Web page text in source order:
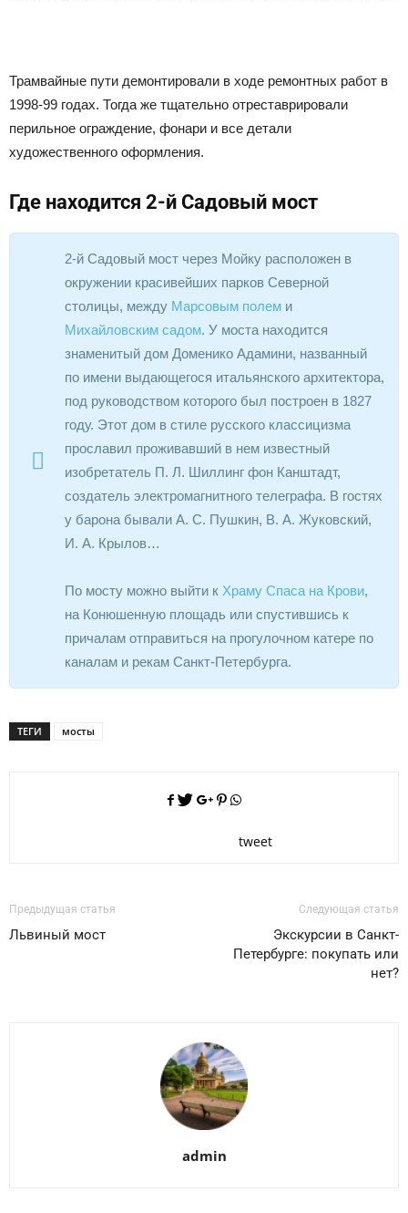
Трамвайные пути демонтировали в ходе ремонтных работ в
1998-99 годах. Тогда же тщательно отреставрировали
перильное ограждение, фонари и все детали
художественного оформления.
Где находится 2-й Садовый мост
2-й Садовый мост через Мойку расположен в
окружении красивейших парков Северной
столицы, между Марсовым полем и
Михайловским садом. У моста находится
знаменитый дом Доменико Адамини, названный
по имени выдающегося итальянского архитектора,
под руководством которого был построен в 1827
году. Этот дом в стиле русского классицизма
прославил проживавший в нем известный
изобретатель П. Л. Шиллинг фон Канштадт,
создатель электромагнитного телеграфа. В гостях
у барона бывали А. С. Пушкин, В. А. Жуковский,
И. А. Крылов…
По мосту можно выйти к Храму Спаса на Крови,
на Конюшенную площадь или спустившись к
причалам отправиться на прогулочном катере по
каналам и рекам Санкт-Петербурга.
ТЕГИ мосты
tweet
Предыдущая статья
Львиный мост
Следующая статья
Экскурсии в Санкт-
Петербурге: покупать или
нет?
admin